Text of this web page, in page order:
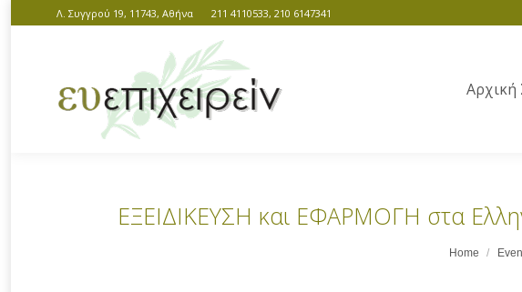
Λ. Συγγρού 19, 11743, Αθήνα 211 4110533, 210 6147341
Αρχική
ΕΞΕΙΔΙΚΕΥΣΗ και ΕΦΑΡΜΟΓΗ στα
Home